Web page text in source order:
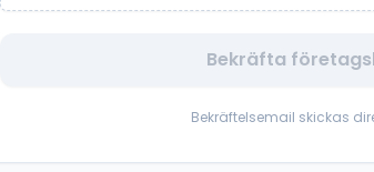
Bekräfta
Bekräftelsemail skickas